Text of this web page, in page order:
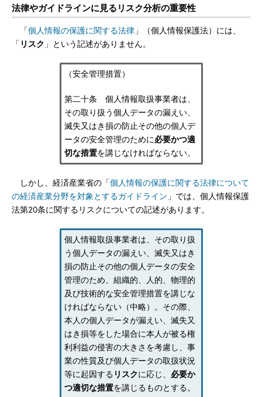
法律やガイドラインに見るリスク分析の重要性
「個人情報の保護に関する法律 」（個人情報保護法）には、
「 リスク 」という記述がありません。
（安全管理措置）
第二十条 個人情報取扱事業者は、
その取り扱う個人データの漏えい、
滅失又はき損の防止その他の個人デ
ータの安全管理のために必要かつ適
切な措置を講じなければならない。
しかし、経済産業省の「個人情報の保護に関する法律について
の経済産業分野を対象とするガイドライン 」では、個人情報保護
法第20条に関するリスクについての記述があります。
個人情報取扱事業者は、その取り扱
う個人データの漏えい、滅失又はき
損の防止その他の個人データの安全
管理のため、組織的、人的、物理的
及び技術的な安全管理措置を講じな
ければならない（中略）。その際、
本人の個人データが漏えい、滅失又
はき損等をした場合に本人が被る権
利利益の侵害の大きさを考慮し、事
業の性質及び個人データの取扱状況
等に起因する リスクに応じ、 必要か
つ適切な措置を講じるものとする。